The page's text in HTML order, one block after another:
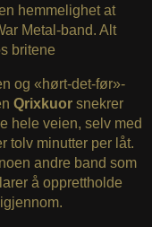
hemmelighet at
Metal-band. Alt
britene
og «hørt-det-før»-
Qrixkuor snekrer
hele veien, selv med
tolv minutter per låt.
andre band som
å opprettholde